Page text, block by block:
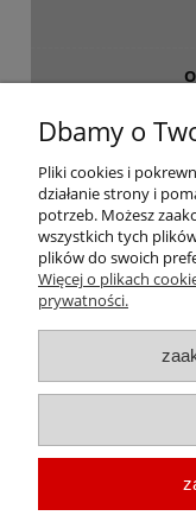
|
Oleje przemysłowe |
prowadnic | Smar
Dbamy o
Pliki cookies i
działanie strony i
potrzeb. Możesz
wszystkich tych
plików do swoich
Więcej o plikach
prywatności.